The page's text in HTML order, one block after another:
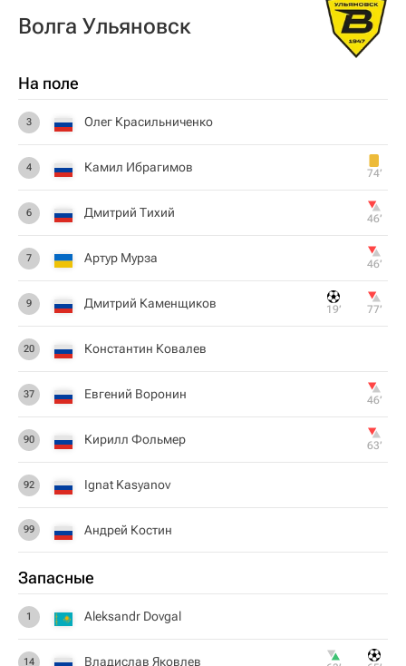
Волга Ульяновск
На поле
3 Олег Красильниченко
4 Камил Ибрагимов 74‎’‎
6 Дмитрий Тихий 46‎’‎
7 Артур Мурза 46‎’‎
9 Дмитрий Каменщиков 19‎’‎ 77‎’‎
20 Константин Ковалев
37 Евгений Воронин 46‎’‎
90 Кирилл Фольмер 63‎’‎
92 Ignat Kasyanov
99 Андрей Костин
Запасные
1 Aleksandr Dovgal
14 Владислав Яковлев